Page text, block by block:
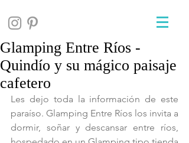
Glamping Entre Ríos -
Quindío y su mágico paisaje
cafetero
Les dejo toda la información de este
paraíso. Glamping Entre Ríos los invita a
dormir, soñar y descansar entre ríos,